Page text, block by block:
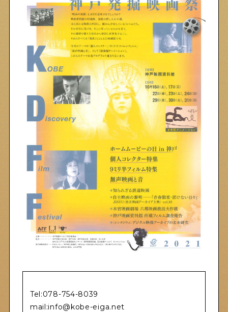
物件情報やリノベーション事例を紹介します
下町日記
下町に暮らす人たちに日記を書いてもらいました
下町の店≒家
下町ならではの家みたいな店を紹介する記事です
ぶらり、下町
下町の特集記事です
下町コラム
下町の「あの人」が書く連載記事です
Tel:078-754-8039
mail:info@kobe-eiga.net